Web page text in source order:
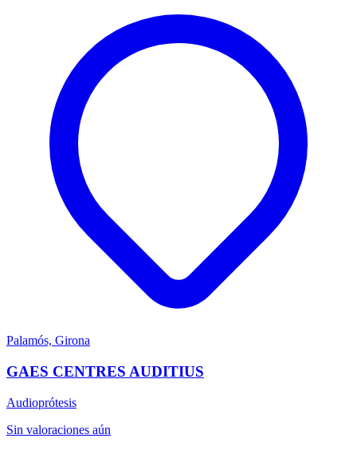
Palamós, Girona
GAES CENTRES AUDITIUS
Audioprótesis
Sin valoraciones aún